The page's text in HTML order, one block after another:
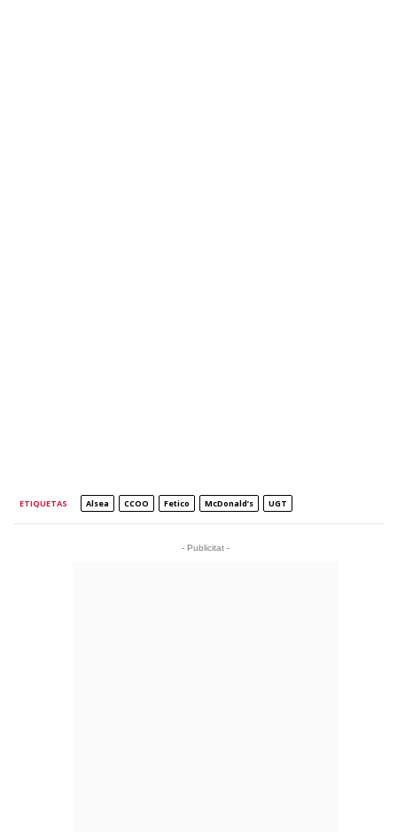
ETIQUETAS Alsea CCOO Fetico McDonald’s UGT
- Publicitat -